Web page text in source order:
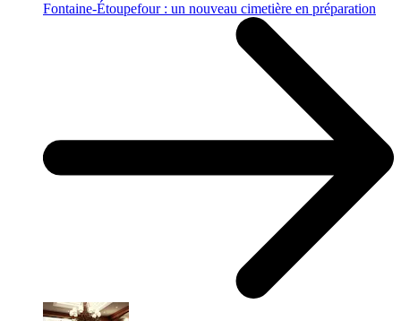
Fontaine-Étoupefour : un nouveau cimetière en préparation